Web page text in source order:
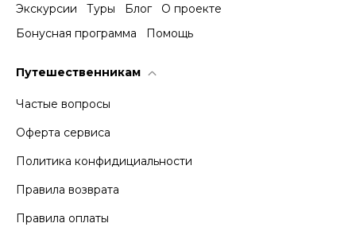
Экскурсии Туры Блог
О проекте
Бонусная программа
Помощь
Путешественникам
Частые вопросы
Оферта сервиса
Политика конфидициальности
Правила возврата
Правила оплаты